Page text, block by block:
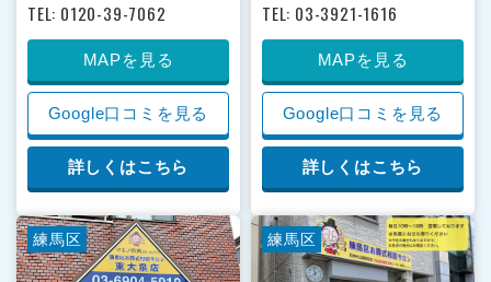
TEL: 0120-39-7062
MAPを見る
Google口コミを見る
詳しくはこちら
TEL: 03-3921-1616
MAPを見る
Google口コミを見る
詳しくはこちら
練馬区 練馬区